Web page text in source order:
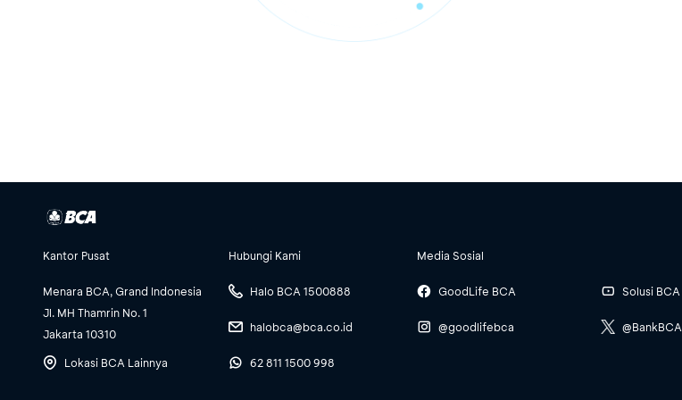
Kantor Pusat
Menara BCA, Grand Indonesia
Jl. MH Thamrin No. 1
Jakarta 10310
Lokasi BCA Lainnya
Hubungi Kami
Halo BCA 1500888
halobca@bca.co.id
62 811 1500 998
Media Sosial
GoodLife BCA
@goodlifebca
Solusi BCA
@BankBCA